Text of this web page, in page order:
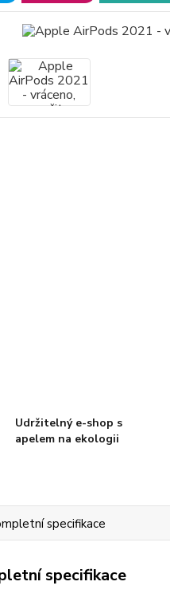
Udržitelný e-shop s
apelem na ekologii
specifikace
specifikace